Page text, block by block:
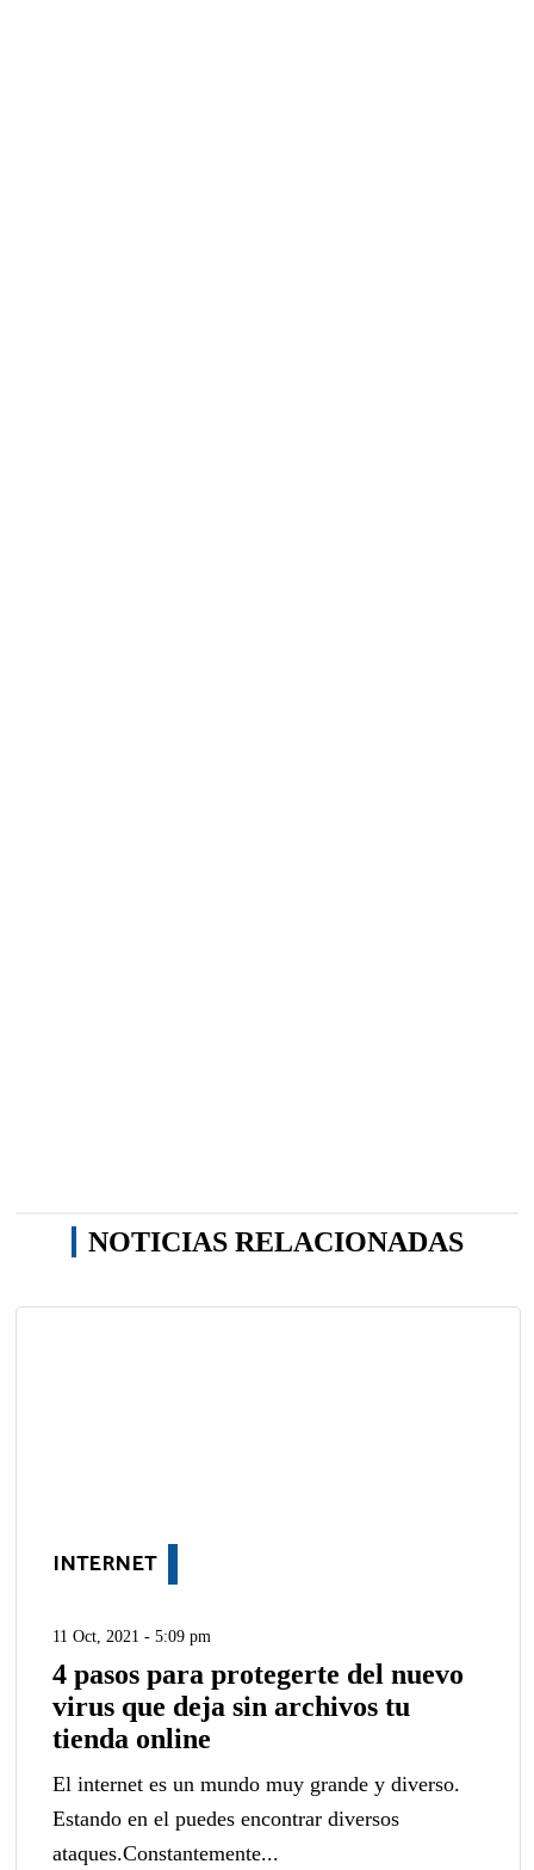
NOTICIAS RELACIONADAS
INTERNET
11 Oct, 2021 - 5:09 pm
4 pasos para protegerte del nuevo
virus que deja sin archivos tu
tienda online
El internet es un mundo muy grande y diverso.
Estando en el puedes encontrar diversos
ataques.Constantemente...